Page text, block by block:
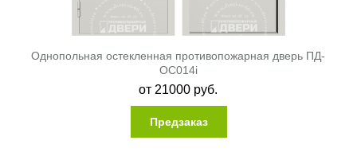
Однопольная остекленная противопожарная дверь ПД-
ОС014i
от 21000 руб.
Предзаказ